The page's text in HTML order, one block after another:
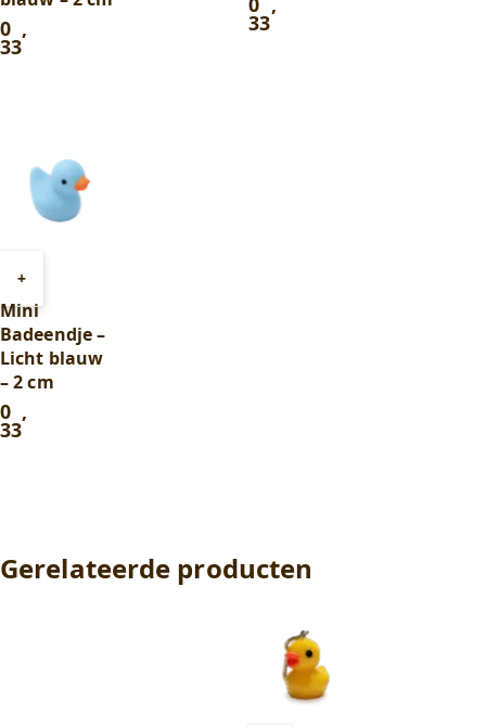
0 ,
33
33
+
winkelwagen
Mini
Badeendje –
Licht blauw
– 2 cm
0 ,
33
Gerelateerde producten